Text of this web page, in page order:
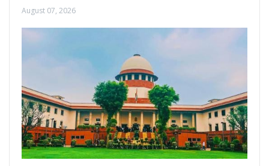
August 07, 2026